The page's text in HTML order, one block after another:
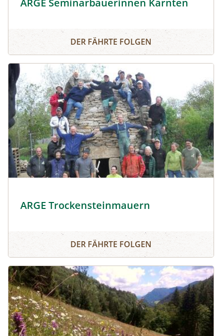
ARGE Seminarbäuerinnen Kärnten
ARGE Seminarbäuerinnen Kärnten
DER FÄHRTE FOLGEN
ARGE Trockensteinmauern
ARGE Trockensteinmauern
DER FÄHRTE FOLGEN